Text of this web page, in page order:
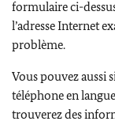
formulaire ci-
l’adresse Internet
problème.
Vous pouvez aussi
téléphone en
trouverez des